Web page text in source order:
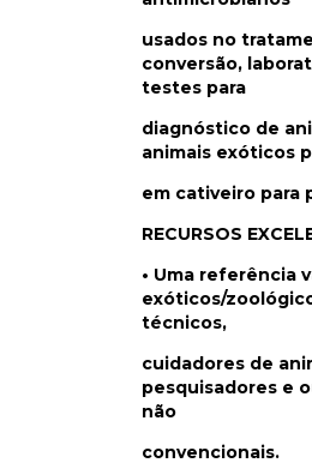
usados no
conversão,
testes para
diagnóstico de
animais exóticos
em cativeiro para
RECURSOS
• Uma referência
exóticos/
técnicos,
cuidadores de
pesquisadores e
não
convencionais.